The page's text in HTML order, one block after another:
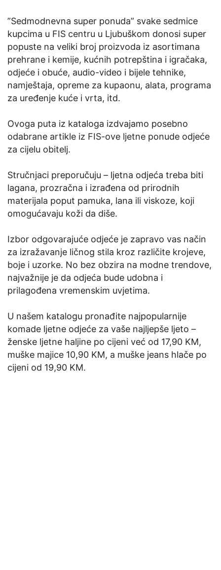
”Sedmodnevna super ponuda” svake sedmice
kupcima u FIS centru u Ljubuškom donosi super
popuste na veliki broj proizvoda iz asortimana
prehrane i kemije, kućnih potrepština i igračaka,
odjeće i obuće, audio-video i bijele tehnike,
namještaja, opreme za kupaonu, alata, programa
za uređenje kuće i vrta, itd.
Ovoga puta iz kataloga izdvajamo posebno
odabrane artikle iz FIS-ove ljetne ponude odjeće
za cijelu obitelj.
Stručnjaci preporučuju – ljetna odjeća treba biti
lagana, prozračna i izrađena od prirodnih
materijala poput pamuka, lana ili viskoze, koji
omogućavaju koži da diše.
Izbor odgovarajuće odjeće je zapravo vas način
za izražavanje ličnog stila kroz različite krojeve,
boje i uzorke. No bez obzira na modne trendove,
najvažnije je da odjeća bude udobna i
prilagođena vremenskim uvjetima.
U našem katalogu pronađite najpopularnije
komade ljetne odjeće za vaše najljepše ljeto –
ženske ljetne haljine po cijeni već od 17,90 KM,
muške majice 10,90 KM, a muške jeans hlače po
cijeni od 19,90 KM.